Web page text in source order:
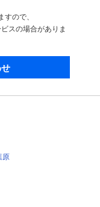
ので、
スの場合がありま
原